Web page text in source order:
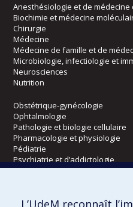
Anesthésiologie et de
Biochimie et médecine
Chirurgie
Médecine
Médecine de famille et de
Microbiologie, infectiologie et
Neurosciences
Nutrition
Obstétrique-gynécologie
Ophtalmologie
Pathologie et biologie cellulaire
Pharmacologie et physiologie
Pédiatrie
Psychiatrie et d’addictologie
Radiologie, radio-oncologie et
L’UdeM reconnaît